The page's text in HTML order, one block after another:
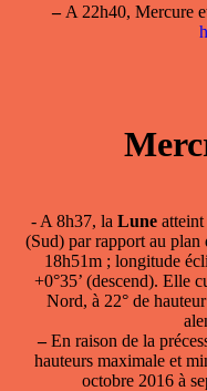
–A 22h40, Mercure
- A 8h37, la Luneatteint
(Sud) par rapport au plan
18h51m ; longitude
+0°35’ (descend). Elle
Nord, à 22° de
–En raison de la
hauteurs maximale et
octobre 2016 à